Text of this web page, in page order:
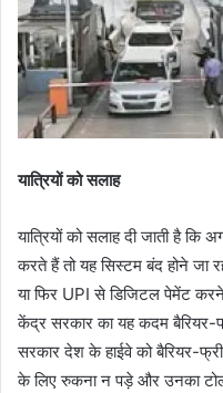
यात्रियों को सलाह
यात्रियों को सलाह दी जाती है कि
करते हैं तो यह सिस्टम बंद होने जा
या फिर UPI से डिजिटल पेमेंट
केंद्र सरकार का यह कदम बैरियर-
सरकार देश के हाईवे को बैरियर-फ्री
के लिए रुकना न पड़े और उनका